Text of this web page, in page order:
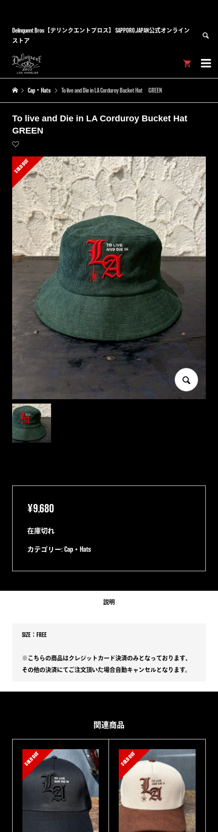
Delinquent Bros【デリンクエントブロス】 SAPPORO,JAPAN公式オンライン
ストア


Cap・Hats To live and Die in LA Corduroy Bucket Hat GREEN
To live and Die in LA Corduroy Bucket Hat
GREEN
SOLD OUT
¥9,680
在庫切れ
カテゴリー:Cap・Hats
説明
SIZE：FREE
※こちらの商品はクレジットカード決済のみとなっております、
その他の決済にてご注文頂いた場合自動キャンセルとなります。
関連商品
SOLD OUT SOLD OUT